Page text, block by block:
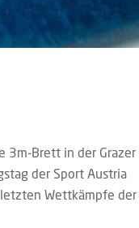
3m-Brett in der Grazer
der Sport Austria
Wettkämpfe der